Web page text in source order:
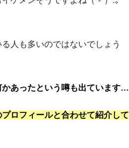
人も多いのではないでしょう
あったという噂も出ています…
ロフィールと合わせて紹介して